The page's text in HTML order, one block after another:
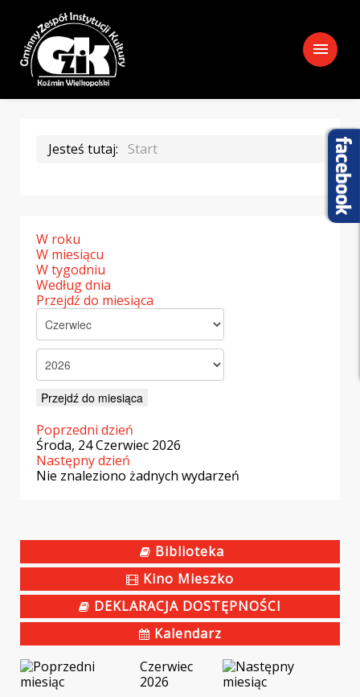
menu
Jesteś tutaj: Start
W roku
W miesiącu
W tygodniu
Według dnia
Przejdź do miesiąca
Przejdź do miesiąca
Poprzedni dzień
Środa, 24 Czerwiec 2026
Następny dzień
Nie znaleziono żadnych wydarzeń
Biblioteka
Kino Mieszko
DEKLARACJA DOSTĘPNOŚCI
Kalendarz
Czerwiec
2026